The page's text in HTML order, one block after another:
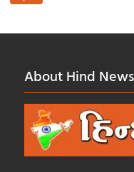
About Hind News